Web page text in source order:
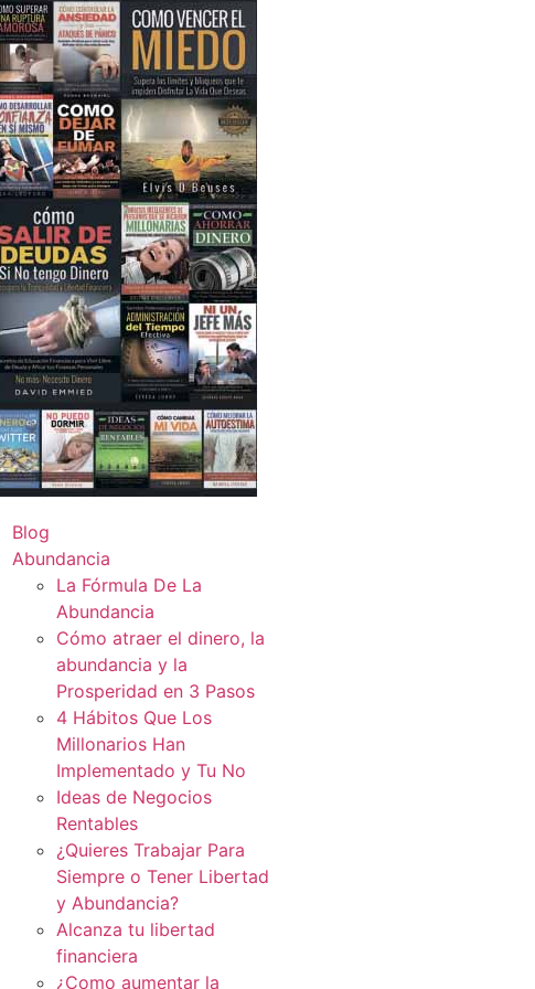
Blog
Abundancia
La Fórmula De La
Abundancia
Cómo atraer el dinero, la
abundancia y la
Prosperidad en 3 Pasos
4 Hábitos Que Los
Millonarios Han
Implementado y Tu No
Ideas de Negocios
Rentables
¿Quieres Trabajar Para
Siempre o Tener Libertad
y Abundancia?
Alcanza tu libertad
financiera
¿Como aumentar la